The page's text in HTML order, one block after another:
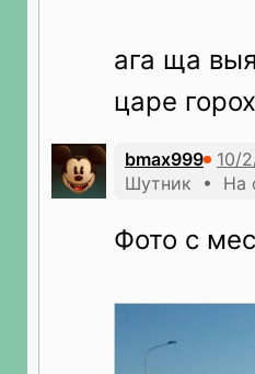
ага ща
царе
bmax999
Шутник • На
Фото с